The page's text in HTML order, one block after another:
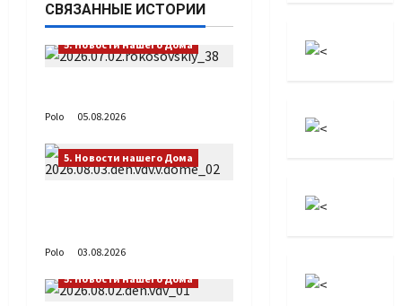
СВЯЗАННЫЕ ИСТОРИИ
5. Новости нашего Дома
Polo 05.08.2026
5. Новости нашего Дома
Polo
03.08.2026
5. Новости нашего Дома